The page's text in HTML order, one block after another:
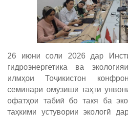
26 июни соли 2026 дар
гидроэнергетика ва
илмҳои Тоҷикистон
семинари омӯзишӣ таҳти
офатҳои табиӣ бо такя ба
таҳкими устувории экологӣ